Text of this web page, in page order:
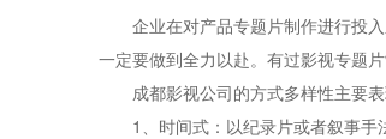
企业在对产品专题片制作进行投入
一定要做到全力以赴。有过影视专题
成都影视公司的方式多样性主要表
1、时间式：以纪录片或者叙事手